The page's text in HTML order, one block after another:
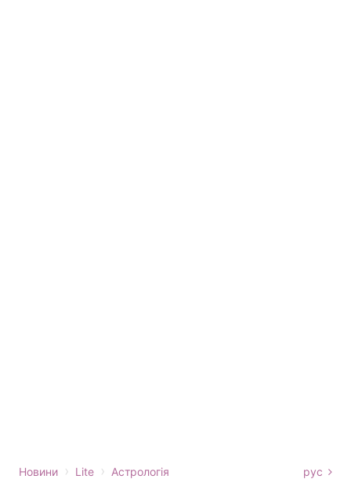
Новини › Lite › Астрологія рус